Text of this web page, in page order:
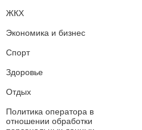
ЖКХ
Экономика и бизнес
Спорт
Здоровье
Отдых
Политика оператора в
отношении обработки